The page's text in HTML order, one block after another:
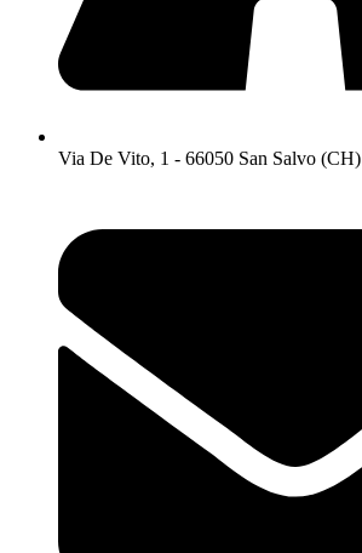
Via De Vito, 1 - 66050 San Salvo (CH)